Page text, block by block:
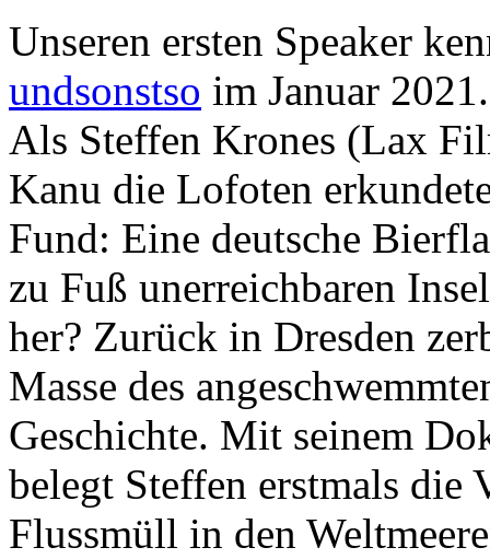
Unseren ersten Speaker
undsonstso im Januar 2021.
Als Steffen Krones (Lax
Kanu die Lofoten
Fund: Eine deutsche
zu Fuß unerreichbaren
her? Zurück in Dresden
Masse des
Geschichte. Mit seinem
belegt Steffen erstmals die
Flussmüll in den